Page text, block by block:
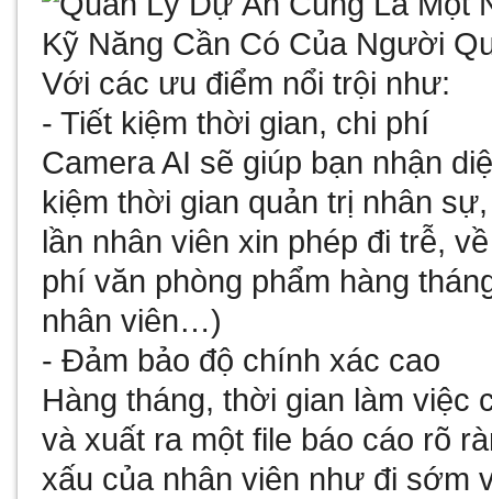
Với các ưu điểm nổi trội như:
- Tiết kiệm thời gian, chi phí
Camera AI sẽ giúp bạn nhận
kiệm thời gian quản trị nhân
lần nhân viên xin phép đi trễ,
phí văn phòng phẩm hàng
nhân viên…)
- Đảm bảo độ chính xác cao
Hàng tháng, thời gian làm
và xuất ra một file báo cáo rõ
xấu của nhân viên như đi sớm